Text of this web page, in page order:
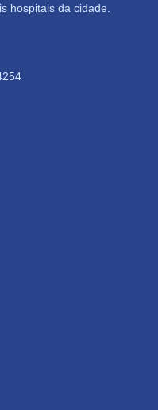
hospitais da cidade.